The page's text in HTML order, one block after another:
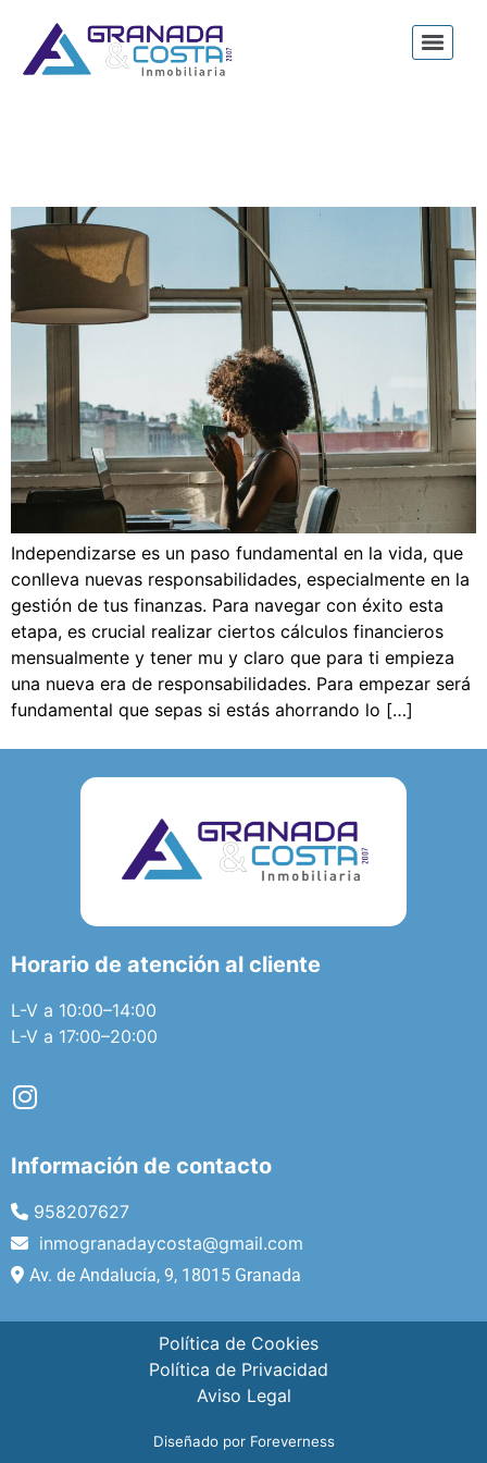
Independizarse es un paso fundamental en la vida, que
conlleva nuevas responsabilidades, especialmente en la
gestión de tus finanzas. Para navegar con éxito esta
etapa, es crucial realizar ciertos cálculos financieros
mensualmente y tener mu y claro que para ti empieza
una nueva era de responsabilidades. Para empezar será
fundamental que sepas si estás ahorrando lo […]
Horario de atención al cliente
L-V a 10:00–14:00
L-V a 17:00–20:00
Información de contacto
958207627
inmogranadaycosta@gmail.com
Av. de Andalucía, 9, 18015 Granada
Política de Cookies
Política de Privacidad
Aviso Legal
Diseñado por Foreverness